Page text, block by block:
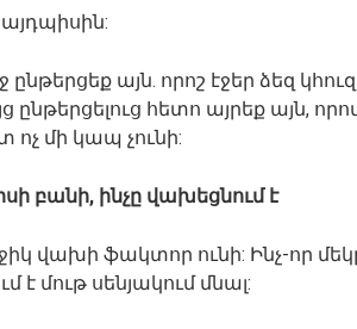
այն. որոշ էջեր ձեզ
ընթերցելուց հետո այրեք այն,
ոչ մի կապ չունի:
բանի, ինչը վախեցնում է
վախի ֆակտոր ունի: Ինչ-որ
է մութ սենյակում մնալ: